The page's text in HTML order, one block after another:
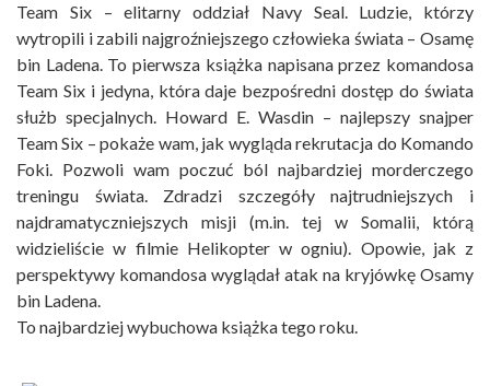
Team Six – elitarny oddział Navy Seal. Ludzie, którzy
wytropili i zabili najgroźniejszego człowieka świata – Osamę
bin Ladena. To pierwsza książka napisana przez komandosa
Team Six i jedyna, która daje bezpośredni dostęp do świata
służb specjalnych. Howard E. Wasdin – najlepszy snajper
Team Six – pokaże wam, jak wygląda rekrutacja do Komando
Foki. Pozwoli wam poczuć ból najbardziej morderczego
treningu świata. Zdradzi szczegóły najtrudniejszych i
najdramatyczniejszych misji (m.in. tej w Somalii, którą
widzieliście w filmie Helikopter w ogniu). Opowie, jak z
perspektywy komandosa wyglądał atak na kryjówkę Osamy
bin Ladena.
To najbardziej wybuchowa książka tego roku.